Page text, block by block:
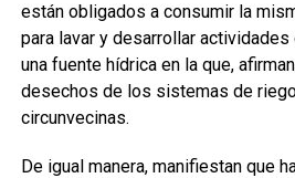
están obligados a consumir la
para lavar y desarrollar
una fuente hídrica en la que,
desechos de los sistemas de
circunvecinas.
De igual manera, manifiestan que